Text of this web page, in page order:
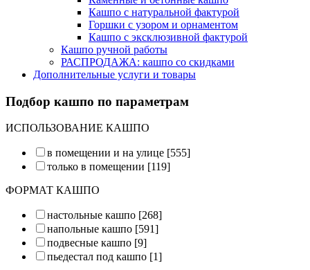
Кашпо с натуральной фактурой
Горшки с узором и орнаментом
Кашпо с эксклюзивной фактурой
Кашпо ручной работы
РАСПРОДАЖА: кашпо со скидками
Дополнительные услуги и товары
Подбор кашпо по параметрам
ИСПОЛЬЗОВАНИЕ КАШПО
в помещении и на улице [555]
только в помещении [119]
ФОРМАТ КАШПО
настольные кашпо [268]
напольные кашпо [591]
подвесные кашпо [9]
пьедестал под кашпо [1]